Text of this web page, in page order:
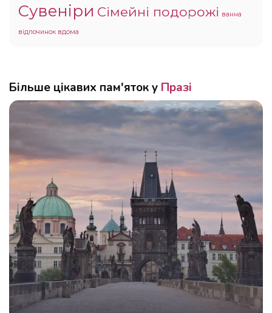
Сувеніри Сімейні подорожі ванна
відпочинок вдома
Більше цікавих пам'яток у Празі